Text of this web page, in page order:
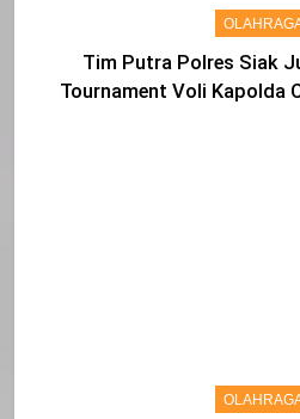
Tim Putra Polres Siak
Tournament Voli Kapolda